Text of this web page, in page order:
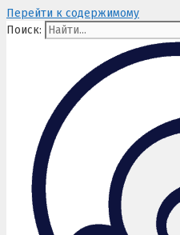
Перейти к содержимому
Поиск: